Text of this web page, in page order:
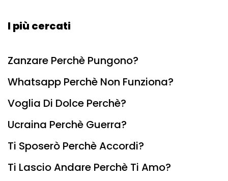
I più cercati
Zanzare Perchè Pungono?
Whatsapp Perchè Non Funziona?
Voglia Di Dolce Perchè?
Ucraina Perchè Guerra?
Ti Sposerò Perchè Accordi?
Ti Lascio Andare Perchè Ti Amo?